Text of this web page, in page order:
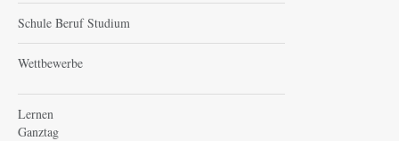
Schule Beruf Studium
Wettbewerbe
Lernen
Ganztag